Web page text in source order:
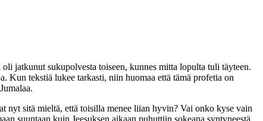
jatkunut sukupolvesta toiseen, kunnes mitta lopulta tuli täyteen.
Kun tekstiä lukee tarkasti, niin huomaa että tämä profetia on
nyt sitä mieltä, että toisilla menee liian hyvin? Vai onko kyse vain
suuntaan kuin Jeesuksen aikaan puhuttiin sokeana syntyneestä